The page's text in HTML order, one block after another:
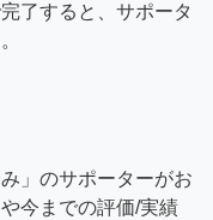
了すると、サポータ
」のサポーターがお
今までの評価/実績